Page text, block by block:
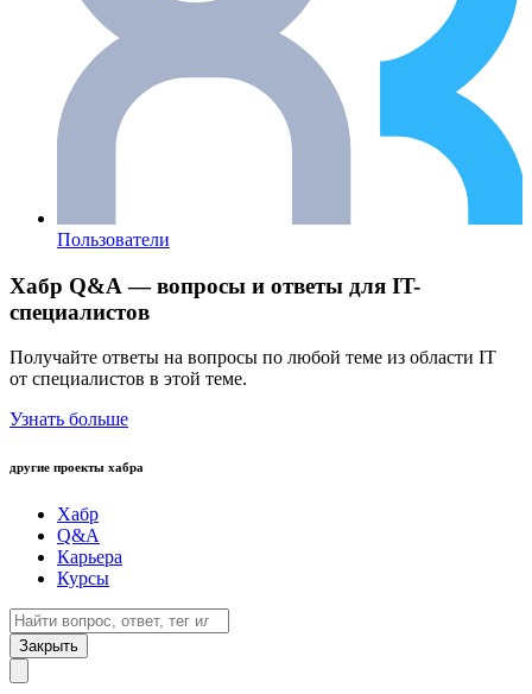
Пользователи
Хабр Q&A — вопросы и ответы для IT-
специалистов
Получайте ответы на вопросы по любой теме из области IT
от специалистов в этой теме.
Узнать больше
другие проекты хабра
Хабр
Q&A
Карьера
Курсы
Закрыть